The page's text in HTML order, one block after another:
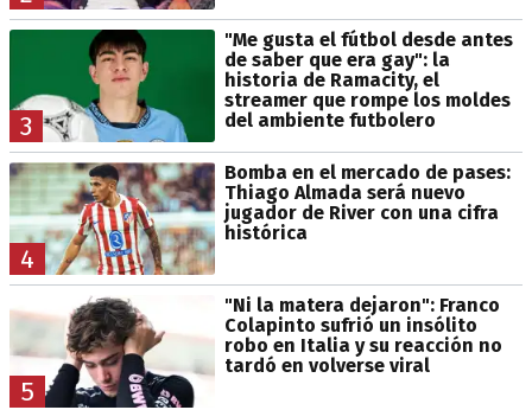
3
"Me gusta el fútbol desde antes
de saber que era gay": la
historia de Ramacity, el
streamer que rompe los moldes
del ambiente futbolero
4
Bomba en el mercado de pases:
Thiago Almada será nuevo
jugador de River con una cifra
histórica
5
"Ni la matera dejaron": Franco
Colapinto sufrió un insólito
robo en Italia y su reacción no
tardó en volverse viral